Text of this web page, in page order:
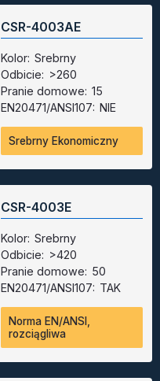
CSR-4003AE
Kolor: Srebrny
Odbicie: >260
Pranie domowe: 15
EN20471/ANSI107: NIE
Srebrny Ekonomiczny
CSR-4003E
Kolor: Srebrny
Odbicie: >420
Pranie domowe: 50
EN20471/ANSI107: TAK
Norma EN/ANSI,
rozciągliwa